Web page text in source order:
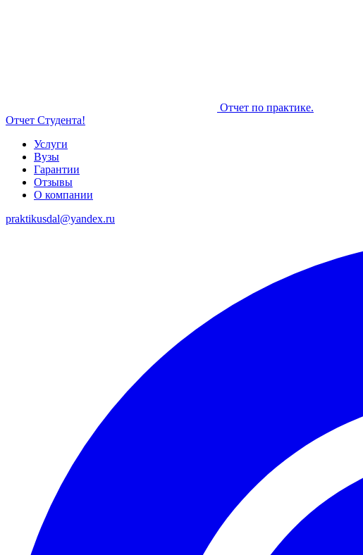
Отчет по практике.
Отчет Студента!
Услуги
Вузы
Гарантии
Отзывы
О компании
praktikusdal@yandex.ru